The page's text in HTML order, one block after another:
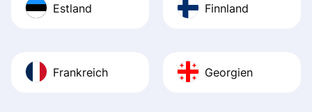
Estland Finnland
Frankreich Georgien